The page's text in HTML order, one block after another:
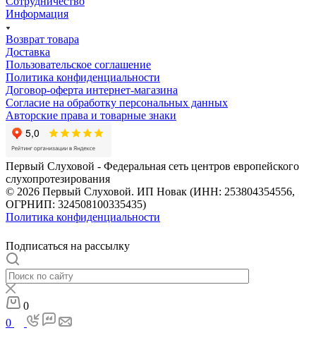
Информация
Возврат товара
Доставка
Пользовательское соглашение
Политика конфиденциальности
Договор-оферта интернет-магазина
Согласие на обработку персональных данных
Авторские права и товарные знаки
Первый Слуховой - Федеральная сеть центров европейского
слухопротезирования
© 2026 Первый Слуховой. ИП Новак (ИНН: 253804354556,
ОГРНИП: 324508100335435)
Политика конфиденциальности
Подписаться на рассылку
0
0